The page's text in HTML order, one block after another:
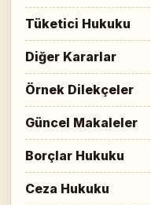
Tüketici Hukuku
Diğer Kararlar
Örnek Dilekçeler
Güncel Makaleler
Borçlar Hukuku
Ceza Hukuku